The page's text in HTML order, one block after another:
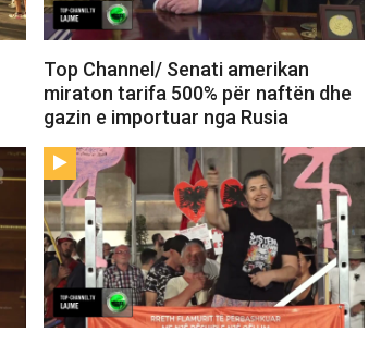
Top Channel/ Senati amerikan
miraton tarifa 500% për naftën dhe
gazin e importuar nga Rusia